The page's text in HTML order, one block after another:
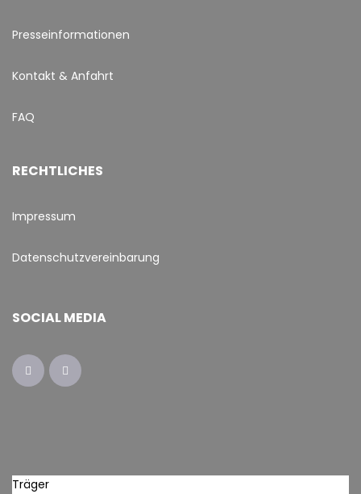
Presseinformationen
Kontakt & Anfahrt
FAQ
RECHTLICHES
Impressum
Datenschutzvereinbarung
SOCIAL MEDIA
Träger